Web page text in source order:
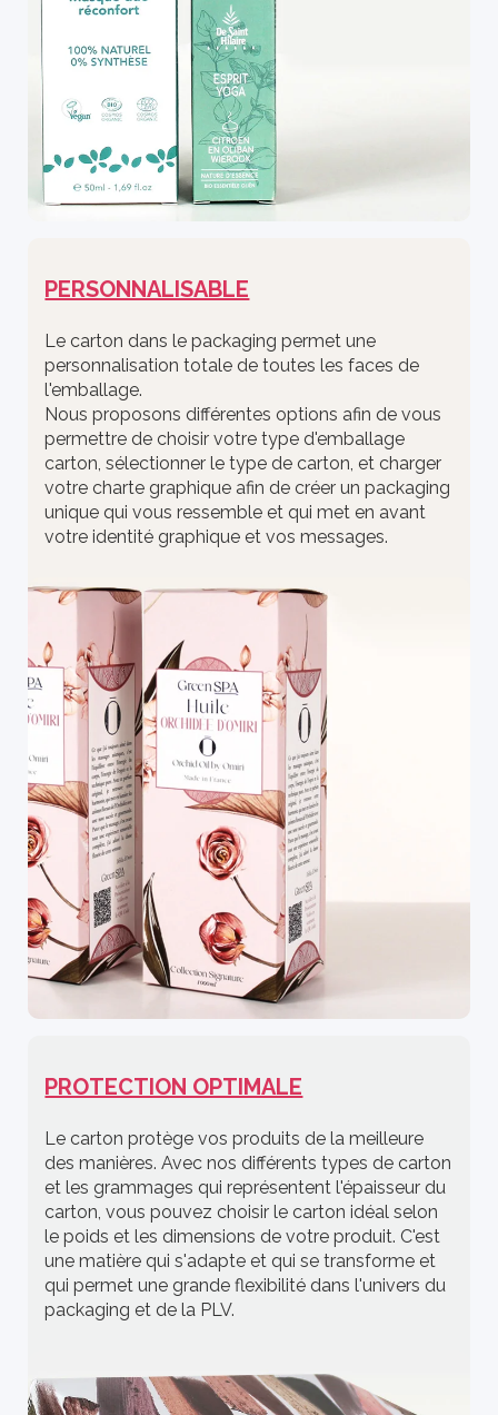
PERSONNALISABLE
Le carton dans le packaging permet une
personnalisation totale de toutes les faces de
l'emballage.
Nous proposons différentes options afin de vous
permettre de choisir votre type d'emballage
carton, sélectionner le type de carton, et charger
votre charte graphique afin de créer un packaging
unique qui vous ressemble et qui met en avant
votre identité graphique et vos messages.
PROTECTION OPTIMALE
Le carton protège vos produits de la meilleure
des manières. Avec nos différents types de carton
et les grammages qui représentent l'épaisseur du
carton, vous pouvez choisir le carton idéal selon
le poids et les dimensions de votre produit. C'est
une matière qui s'adapte et qui se transforme et
qui permet une grande flexibilité dans l'univers du
packaging et de la PLV.